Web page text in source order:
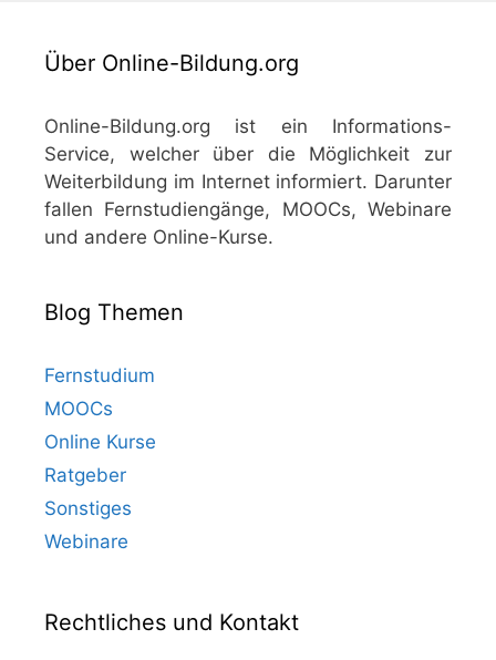
Über Online-Bildung.org
Online-Bildung.org ist ein Informations-
Service, welcher über die Möglichkeit zur
Weiterbildung im Internet informiert. Darunter
fallen Fernstudiengänge, MOOCs, Webinare
und andere Online-Kurse.
Blog Themen
Fernstudium
MOOCs
Online Kurse
Ratgeber
Sonstiges
Webinare
Rechtliches und Kontakt